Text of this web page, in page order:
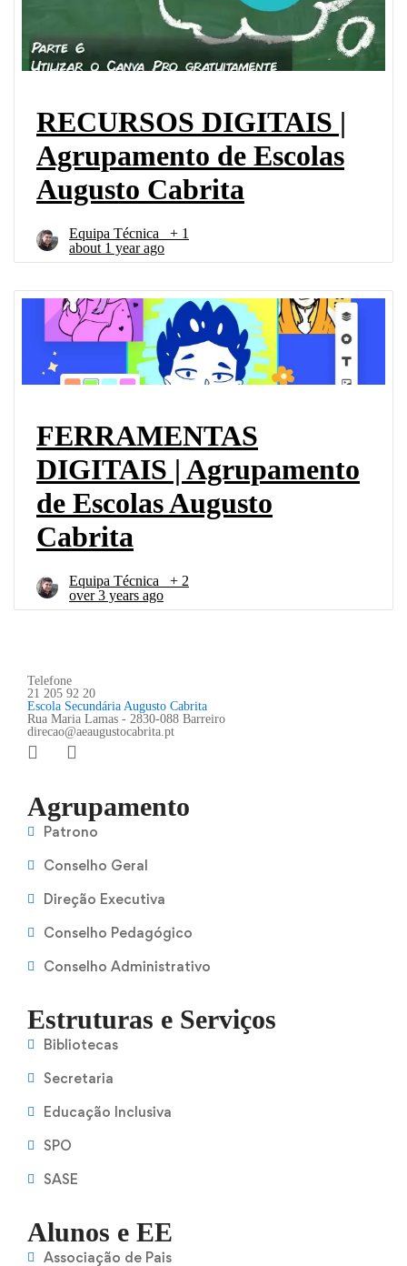
Telefone
21 205 92 20
Escola Secundária Augusto Cabrita
Rua Maria Lamas - 2830-088 Barreiro
direcao@aeaugustocabrita.pt
Agrupamento
Patrono
Conselho Geral
Direção Executiva
Conselho Pedagógico
Conselho Administrativo
Estruturas e Serviços
Bibliotecas
Secretaria
Educação Inclusiva
SPO
SASE
Alunos e EE
Associação de Pais